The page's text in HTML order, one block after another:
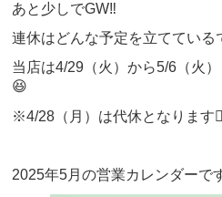
あと少しでGW‼️
連休はどんな予定を立てている
当店は4/29（火）から5/6（火
😆
※4/28（月）は代休となります
2025年5月の営業カレンダーで